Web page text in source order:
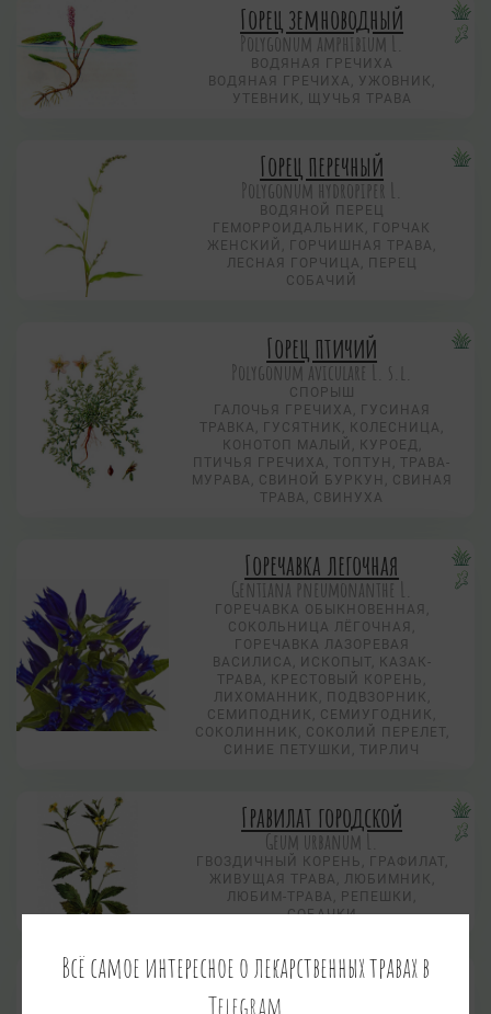
Горец земноводный
Polygonum amphibium L.
ВОДЯНАЯ ГРЕЧИХА
ВОДЯНАЯ ГРЕЧИХА, УЖОВНИК,
УТЕВНИК, ЩУЧЬЯ ТРАВА
Горец перечный
Polygonum hydropiper L.
ВОДЯНОЙ ПЕРЕЦ
ГЕМОРРОИДАЛЬНИК, ГОРЧАК
ЖЕНСКИЙ, ГОРЧИШНАЯ ТРАВА,
ЛЕСНАЯ ГОРЧИЦА, ПЕРЕЦ
СОБАЧИЙ
Горец птичий
Polygonum aviculare L. s.l.
СПОРЫШ
ГАЛОЧЬЯ ГРЕЧИХА, ГУСИНАЯ
ТРАВКА, ГУСЯТНИК, КОЛЕСНИЦА,
КОНОТОП МАЛЫЙ, КУРОЕД,
ПТИЧЬЯ ГРЕЧИХА, ТОПТУН, ТРАВА-
МУРАВА, СВИНОЙ БУРКУН, СВИНАЯ
ТРАВА, СВИНУХА
Горечавка легочная
Gentiana pneumonanthe L.
ГОРЕЧАВКА ОБЫКНОВЕННАЯ,
СОКОЛЬНИЦА ЛЁГОЧНАЯ,
ГОРЕЧАВКА ЛАЗОРЕВАЯ
ВАСИЛИСА, ИСКОПЫТ, КАЗАК-
ТРАВА, КРЕСТОВЫЙ КОРЕНЬ,
ЛИХОМАННИК, ПОДВЗОРНИК,
СЕМИПОДНИК, СЕМИУГОДНИК,
СОКОЛИННИК, СОКОЛИЙ ПЕРЕЛЕТ,
СИНИЕ ПЕТУШКИ, ТИРЛИЧ
Гравилат городской
Geum urbanum L.
ГВОЗДИЧНЫЙ КОРЕНЬ, ГРАФИЛАТ,
ЖИВУЩАЯ ТРАВА, ЛЮБИМНИК,
ЛЮБИМ-ТРАВА, РЕПЕШКИ,
СОБАЧКИ
Гравилат речной
Geum rivale L.
Всё самое интересное о лекарственных травах в
Telegram